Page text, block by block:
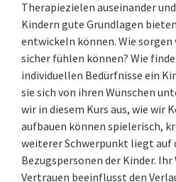
Therapiezielen auseinander
Kindern gute Grundlagen
entwickeln können. Wie sorgen
sicher fühlen können? Wie
individuellen Bedürfnisse ein
sie sich von ihren Wünschen
wir in diesem Kurs aus, wie wir
aufbauen können spielerisch,
weiterer Schwerpunkt liegt auf
Bezugspersonen der Kinder.
Vertrauen beeinflusst den